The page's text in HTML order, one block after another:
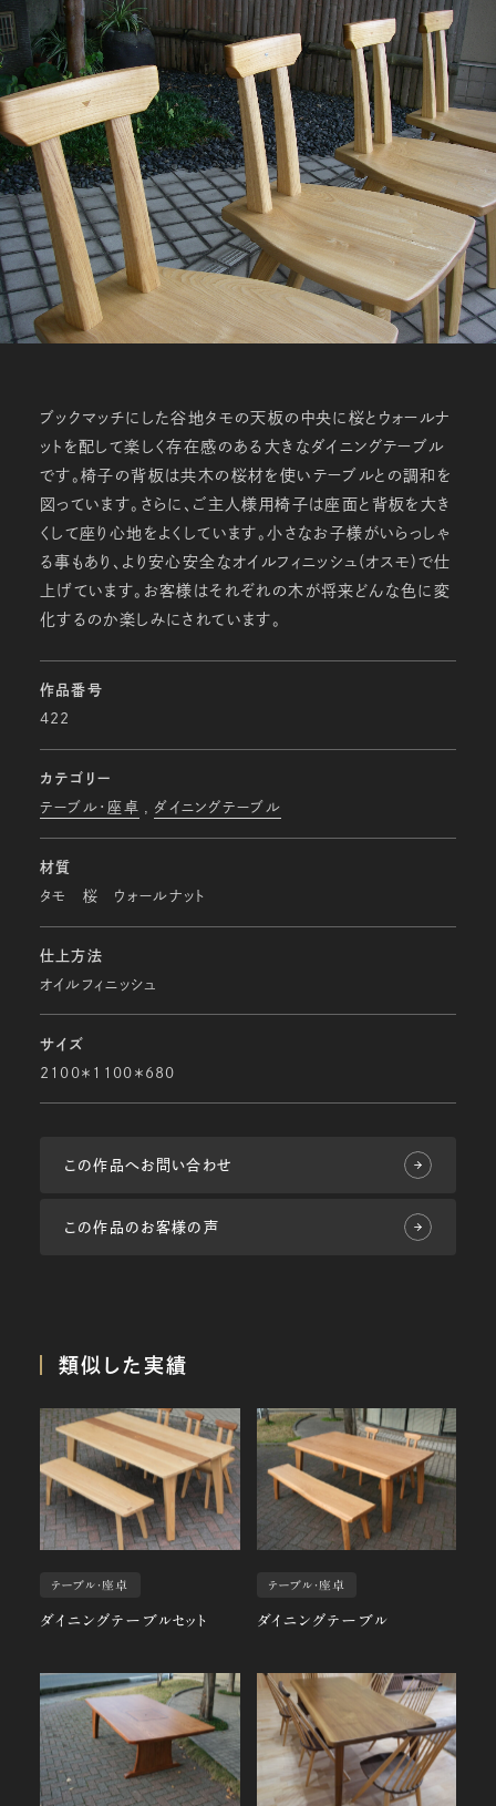
ブックマッチにした谷地タモの天板の中央に桜とウォールナ
ットを配して楽しく存在感のある大きなダイニングテーブル
です。椅子の背板は共木の桜材を使いテーブルとの調和を
図っています。さらに、ご主人様用椅子は座面と背板を大き
くして座り心地をよくしています。小さなお子様がいらっしゃ
る事もあり、より安心安全なオイルフィニッシュ(オスモ)で仕
上げています。お客様はそれぞれの木が将来どんな色に変
化するのか楽しみにされています。
作品番号
422
カテゴリー
テーブル・座卓 ダイニングテーブル
材質
タモ 桜 ウォールナット
仕上方法
オイルフィニッシュ
サイズ
2100＊1100＊680
この作品へお問い合わせ
この作品のお客様の声
類似した実績
テーブル・座卓
ダイニングテーブルセット
テーブル・座卓
ダイニングテーブル